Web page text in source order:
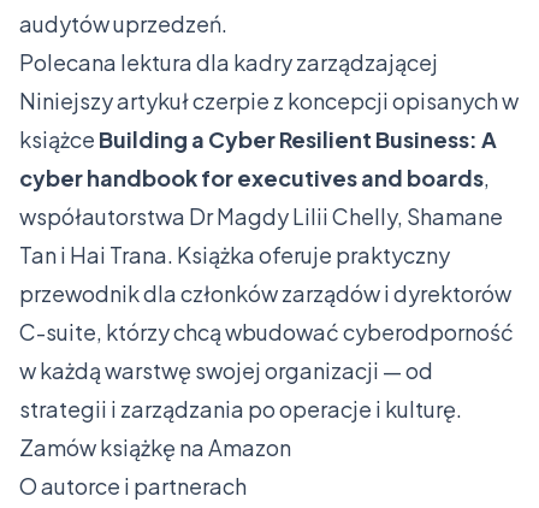
audytów uprzedzeń.
Polecana lektura dla kadry zarządzającej
Niniejszy artykuł czerpie z koncepcji opisanych w
książce Building a Cyber Resilient Business: A
cyber handbook for executives and boards,
współautorstwa Dr Magdy Lilii Chelly, Shamane
Tan i Hai Trana. Książka oferuje praktyczny
przewodnik dla członków zarządów i dyrektorów
C-suite, którzy chcą wbudować cyberodporność
w każdą warstwę swojej organizacji — od
strategii i zarządzania po operacje i kulturę.
Zamów książkę na Amazon
O autorce i partnerach